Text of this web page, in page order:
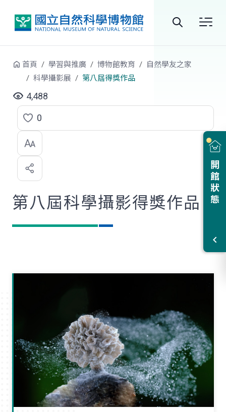
站
開館狀態
首頁 學習與推廣 博物館教育
自然學友之家
科學攝影展
第八屆得獎作品
4,488
點
選
喜
歡
0
第八屆科學攝影得獎作品